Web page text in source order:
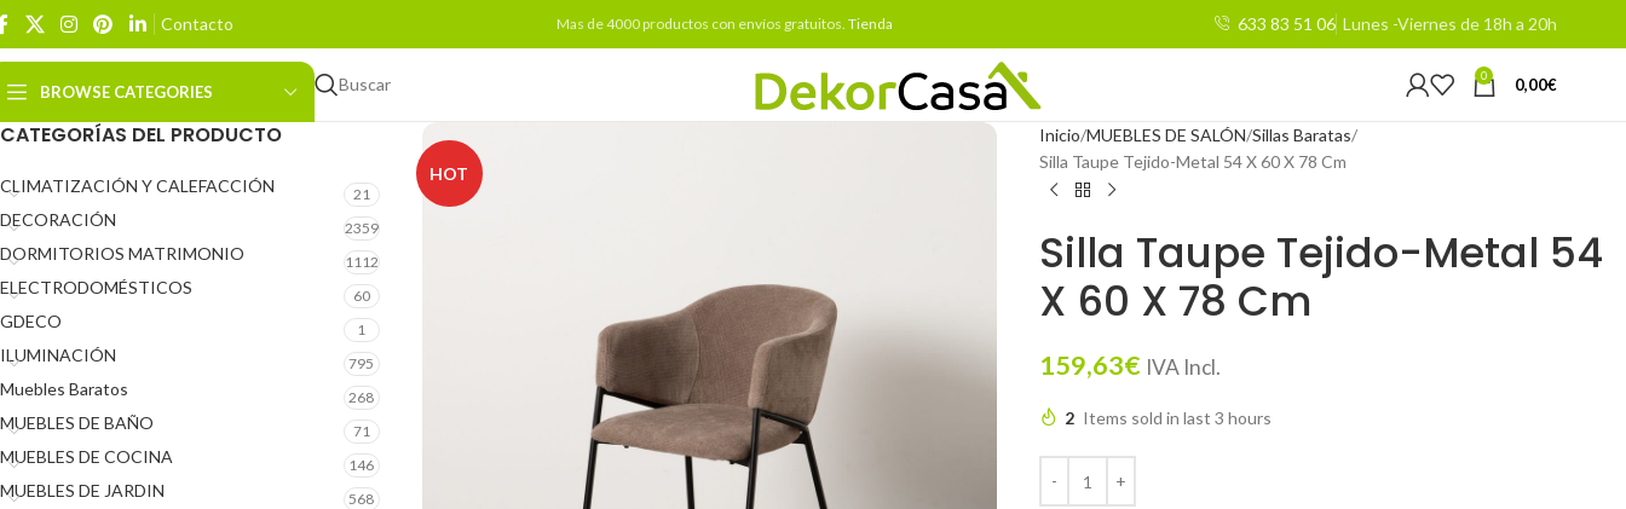
Contacto Mas de 4000 productos con envíos gratuitos. Tienda 633 83 51 06 Lunes -Viernes de 18h a 20h
BROWSE CATEGORIES Buscar 0 0,00€
CATEGORÍAS DEL PRODUCTO
CLIMATIZACIÓN Y CALEFACCIÓN 21
DECORACIÓN 2359
DORMITORIOS MATRIMONIO 1112
ELECTRODOMÉSTICOS 60
GDECO 1
ILUMINACIÓN 795
Muebles Baratos 268
MUEBLES DE BAÑO 71
MUEBLES DE COCINA 146
MUEBLES DE JARDIN 568
HOT
Inicio MUEBLES DE SALÓN Sillas Baratas
Silla Taupe Tejido-Metal 54 X 60 X 78 Cm
Silla Taupe Tejido-Metal 54
X 60 X 78 Cm
159,63€ IVA Incl.
2 Items sold in last 3 hours